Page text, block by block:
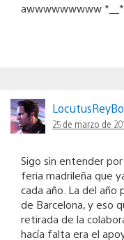
awwwwwwwww *__*
25 de marzo de
Sigo sin entender
feria madrileña que
cada año. La del año
de Barcelona, y eso
retirada de la
hacía falta era el